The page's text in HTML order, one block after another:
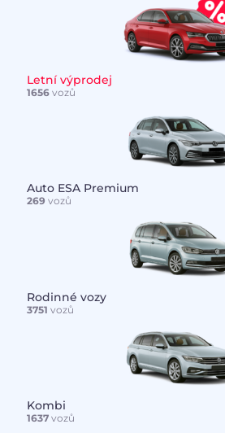
Letní výprodej
1656vozů
Auto ESA Premium
269 vozů
Rodinné vozy
3751 vozů
Kombi
1637vozů